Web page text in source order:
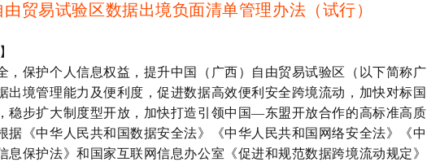
贸易试验区数据出境负面清单管理办法（试行）
，保护个人信息权益，提升中国（广西）自由贸易试验区（以下简称广
出境管理能力及便利度，促进数据高效便利安全跨境流动，加快对标国
稳步扩大制度型开放，加快打造引领中国—东盟开放合作的高标准高质
据《中华人民共和国数据安全法》《中华人民共和国网络安全法》《中
息保护法》和国家互联网信息办公室《促进和规范数据跨境流动规定》